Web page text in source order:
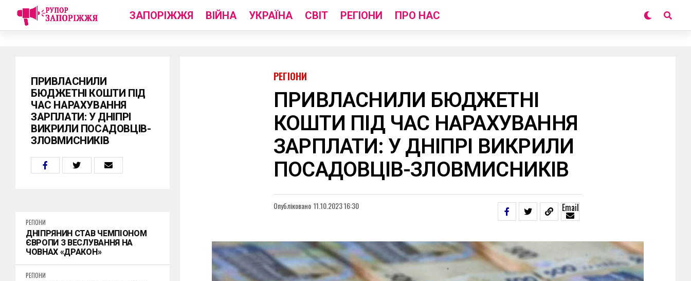
ЗАПОРІЖЖЯ ВІЙНА УКРАЇНА СВІТ РЕГІОНИ ПРО НАС
ПРИВЛАСНИЛИ
БЮДЖЕТНІ КОШТИ ПІД
ЧАС НАРАХУВАННЯ
ЗАРПЛАТИ: У ДНІПРІ
ВИКРИЛИ ПОСАДОВЦІВ-
ЗЛОВМИСНИКІВ
РЕГІОНИ
ДНІПРЯНИН СТАВ ЧЕМПІОНОМ
ЄВРОПИ З ВЕСЛУВАННЯ НА
ЧОВНАХ «ДРАКОН»
РЕГІОНИ
РЕГІОНИ
ПРИВЛАСНИЛИ БЮДЖЕТНІ
КОШТИ ПІД ЧАС НАРАХУВАННЯ
ЗАРПЛАТИ: У ДНІПРІ ВИКРИЛИ
ПОСАДОВЦІВ-ЗЛОВМИСНИКІВ
Опубліковано 11.10.2023 16:30 Email